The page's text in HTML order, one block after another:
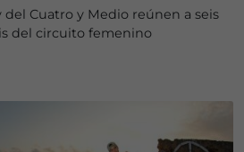
del Cuatro y Medio reúnen a seis
del circuito femenino